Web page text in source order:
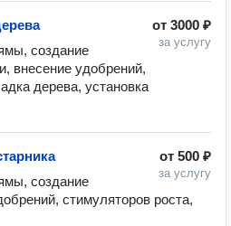
от 3000 ₽
за услугу
создание
внесение удобрений,
дерева, установка
от 500 ₽
за услугу
создание
стимуляторов роста,